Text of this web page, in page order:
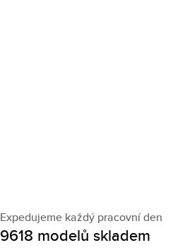
Expedujeme každý pracovní den
9618 modelů skladem